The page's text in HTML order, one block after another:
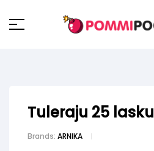
Tuleraju 25 lasku
Brands: ARNIKA